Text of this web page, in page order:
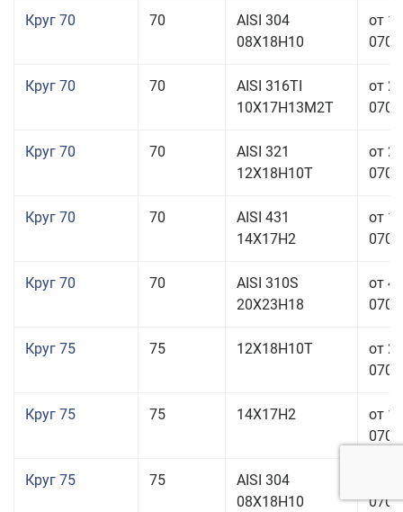
Круг 70 70
AISI 304
08Х18Н10
от
Круг 70 70
AISI 316TI
10Х17Н13М2Т
от
Круг 70 70
AISI 321
12Х18Н10Т
от
Круг 70 70
AISI 431
14Х17Н2
от
Круг 70 70
AISI 310S
20Х23Н18
от
Круг 75 75 12Х18Н10Т
от
Круг 75 75 14Х17Н2
от
Круг 75 75
AISI 304
08Х18Н10